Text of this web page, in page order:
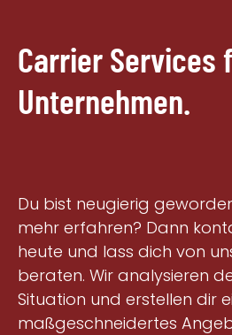
Carrier Services
Unternehmen.
Du bist neugierig
mehr erfahren? Dann
heute und lass dich von
beraten. Wir analysieren
Situation und erstellen dir
maßgeschneidertes